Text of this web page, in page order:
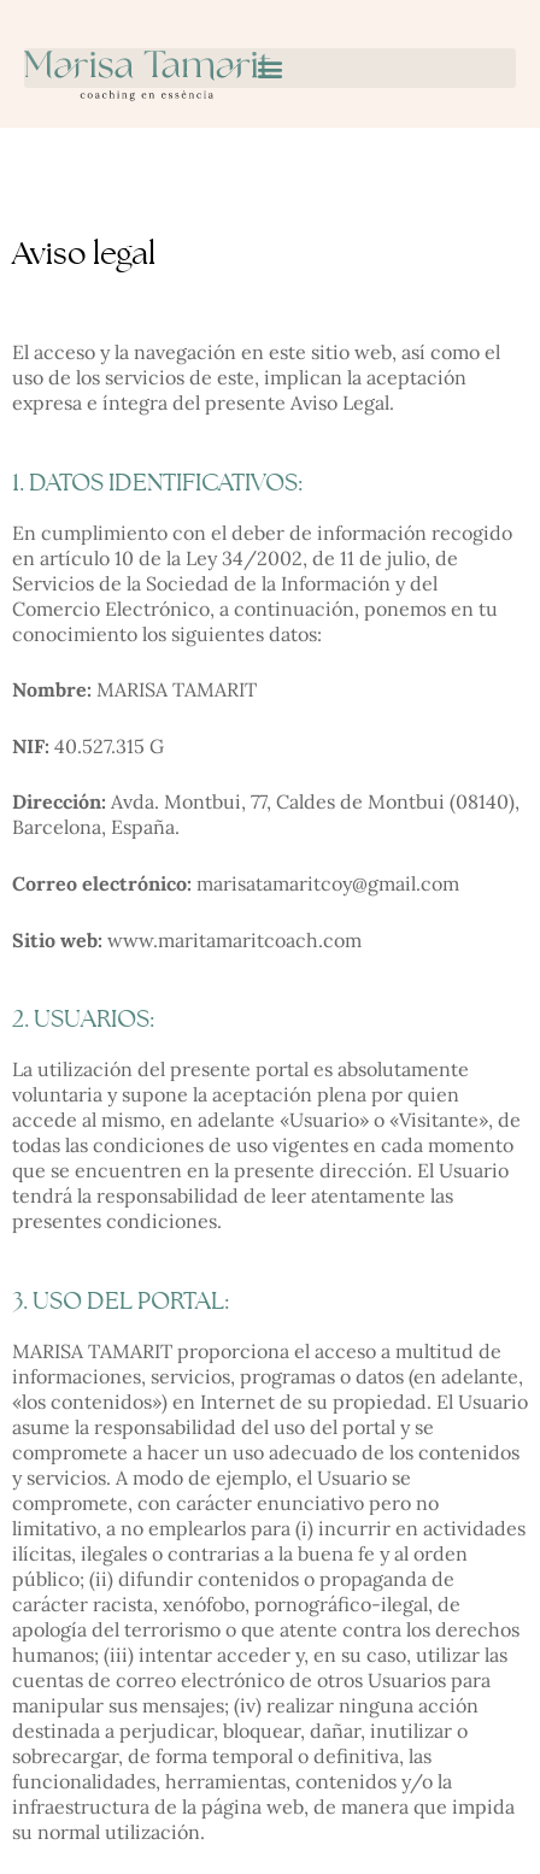
contenido
Aviso legal
El acceso y la navegación en este sitio web, así como el
uso de los servicios de este, implican la aceptación
expresa e íntegra del presente Aviso Legal.
1. DATOS IDENTIFICATIVOS:
En cumplimiento con el deber de información recogido
en artículo 10 de la Ley 34/2002, de 11 de julio, de
Servicios de la Sociedad de la Información y del
Comercio Electrónico, a continuación, ponemos en tu
conocimiento los siguientes datos:
Nombre: MARISA TAMARIT
NIF: 40.527.315 G
Dirección: Avda. Montbui, 77, Caldes de Montbui (08140),
Barcelona, España.
Correo electrónico: marisatamaritcoy@gmail.com
Sitio web: www.maritamaritcoach.com
2. USUARIOS:
La utilización del presente portal es absolutamente
voluntaria y supone la aceptación plena por quien
accede al mismo, en adelante «Usuario» o «Visitante», de
todas las condiciones de uso vigentes en cada momento
que se encuentren en la presente dirección. El Usuario
tendrá la responsabilidad de leer atentamente las
presentes condiciones.
3. USO DEL PORTAL:
MARISA TAMARIT proporciona el acceso a multitud de
informaciones, servicios, programas o datos (en adelante,
«los contenidos») en Internet de su propiedad. El Usuario
asume la responsabilidad del uso del portal y se
compromete a hacer un uso adecuado de los contenidos
y servicios. A modo de ejemplo, el Usuario se
compromete, con carácter enunciativo pero no
limitativo, a no emplearlos para (i) incurrir en actividades
ilícitas, ilegales o contrarias a la buena fe y al orden
público; (ii) difundir contenidos o propaganda de
carácter racista, xenófobo, pornográfico-ilegal, de
apología del terrorismo o que atente contra los derechos
humanos; (iii) intentar acceder y, en su caso, utilizar las
cuentas de correo electrónico de otros Usuarios para
manipular sus mensajes; (iv) realizar ninguna acción
destinada a perjudicar, bloquear, dañar, inutilizar o
sobrecargar, de forma temporal o definitiva, las
funcionalidades, herramientas, contenidos y/o la
infraestructura de la página web, de manera que impida
su normal utilización.